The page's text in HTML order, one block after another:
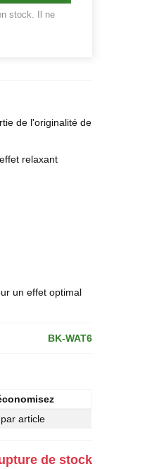
stock. Il ne
de l'originalité de
relaxant
un effet optimal
BK-WAT6
article
de stock